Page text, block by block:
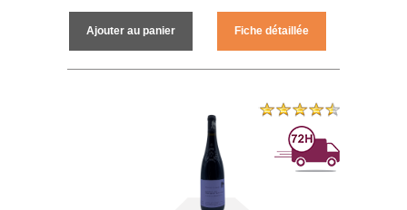
Ajouter au panier Fiche détaillée